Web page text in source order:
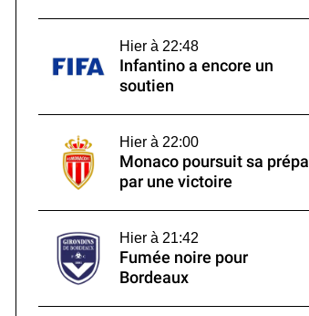
Hier à 22:48
Infantino a encore un
soutien
Hier à 22:00
Monaco poursuit sa prépa
par une victoire
Hier à 21:42
Fumée noire pour
Bordeaux